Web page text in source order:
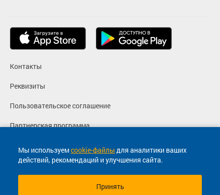
Мы используемcookie-файлы для аналитики ваших
действий, рекомендаций и улучшения сайта.
Принять
Контакты
Реквизиты
Пользовательское соглашение
Партнерская программа
Политика конфиденциальности
Согласие на маркетинговые сообщения